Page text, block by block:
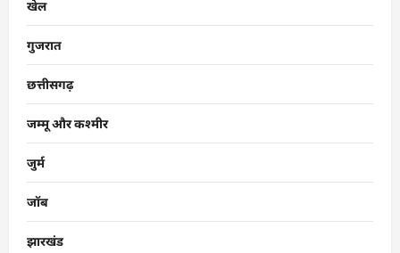
खेल
गुजरात
छत्तीसगढ़
जम्मू और कश्मीर
जुर्म
जॉब
झारखंड